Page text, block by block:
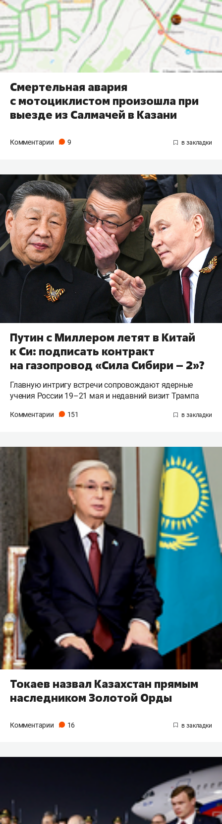
Смертельная авария
с мотоциклистом произошла при
выезде из Салмачей в Казани
Комментарии 9
Путин с Миллером летят в Китай
к Си: подписать контракт
на газопровод «Сила Сибири – 2»?
Главную интригу встречи сопровождают ядерные
учения России 19–21 мая и недавний визит Трампа
Комментарии 151
Токаев назвал Казахстан прямым
наследником Золотой Орды
Комментарии 16